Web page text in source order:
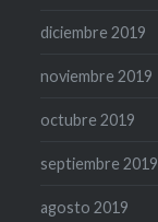
diciembre 2019
noviembre 2019
octubre 2019
septiembre 2019
agosto 2019